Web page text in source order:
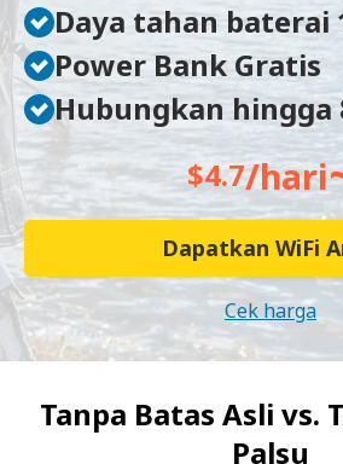
Daya tahan baterai
Power Bank Gratis
Hubungkan hingga
$4.7/hari
Dapatkan WiFi
Cek harga
Tanpa Batas Asli vs.
Palsu